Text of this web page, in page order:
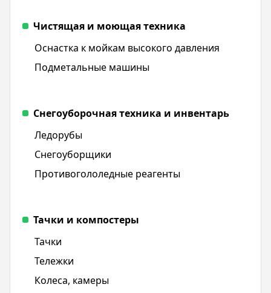
Чистящая и моющая техника
Оснастка к мойкам высокого давления
Подметальные машины
Снегоуборочная техника и инвентарь
Ледорубы
Снегоуборщики
Противогололедные реагенты
Тачки и компостеры
Тачки
Тележки
Колеса, камеры